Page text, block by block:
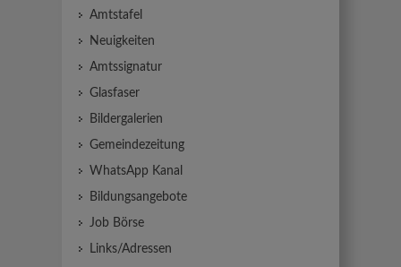
Amtstafel
Neuigkeiten
Amtssignatur
Glasfaser
Bildergalerien
Gemeindezeitung
WhatsApp Kanal
Bildungsangebote
Job Börse
Links/Adressen